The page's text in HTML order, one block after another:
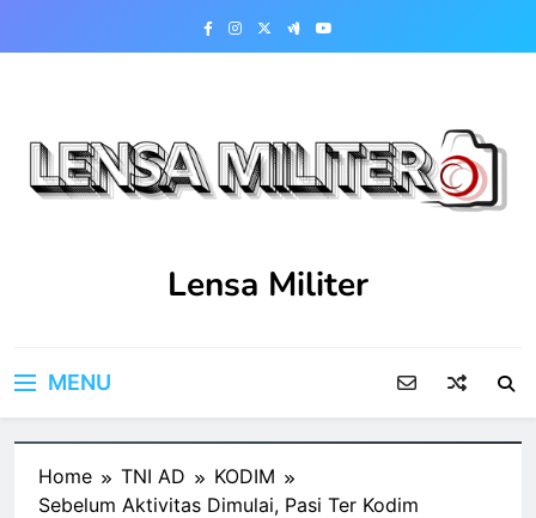
Lensa Militer
MENU
Home TNI AD
KODIM
Sebelum Aktivitas Dimulai, Pasi Ter Kodim